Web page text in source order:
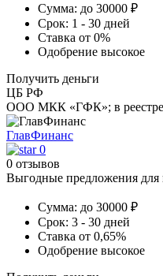
Сумма: до 30000 ₽
Срок: 1 - 30 дней
Ставка от 0%
Одобрение высокое
Получить деньги
ЦБ РФ
ООО МКК «ГФК»; в
ГлавФинанс
0
0 отзывов
Выгодные предложения для
Сумма: до 30000 ₽
Срок: 3 - 30 дней
Ставка от 0,65%
Одобрение высокое